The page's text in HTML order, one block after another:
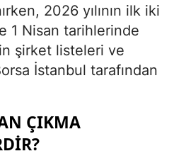
2026 yılının ilk iki
1 Nisan tarihlerinde
şirket listeleri ve
İstanbul tarafından
ÇIKMA